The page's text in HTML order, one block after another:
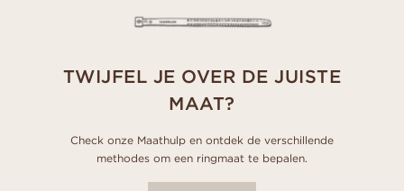
TWIJFEL JE OVER DE JUISTE
MAAT?
Check onze Maathulp en ontdek de verschillende
methodes om een ringmaat te bepalen.